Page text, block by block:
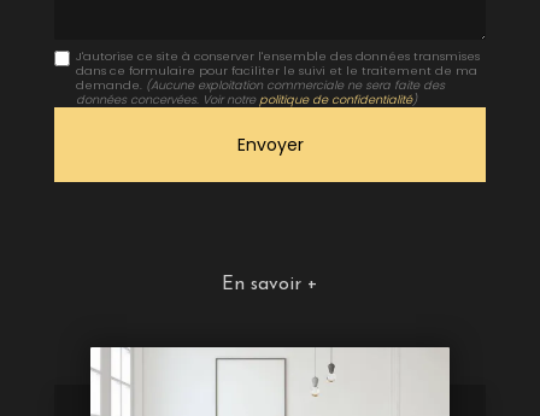
J'autorise ce site à conserver l'ensemble des données transmises
dans ce formulaire pour faciliter le suivi et le traitement de ma
demande. (Aucune exploitation commerciale ne sera faite des
données concervées. Voir notrepolitique de confidentialité)
En savoir +